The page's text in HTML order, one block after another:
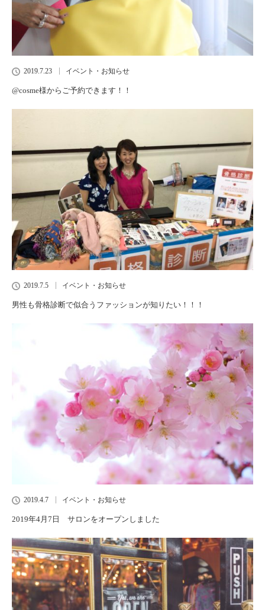
2019.7.23 イベント・お知らせ
@cosme様からご予約できます！！
2019.7.5 イベント・お知らせ
男性も骨格診断で似合うファッションが知りたい！！！
2019.4.7 イベント・お知らせ
2019年4月7日 サロンをオープンしました